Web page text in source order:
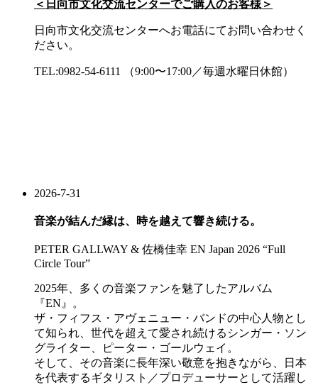
＜日向市文化交流センターでご購入のお客様＞
日向市文化交流センターへお電話にてお問い合わせく
ださい。
TEL:0982-54-6111 （9:00〜17:00／毎週水曜日休館）
2026-7-31
音楽が結んだ縁は、時を越えて響き続ける。
PETER GALLWAY & 佐橋佳幸 EN Japan 2026 “Full
Circle Tour”
2025年、多くの音楽ファンを魅了したアルバム
『EN』。
ザ・フィフス・アヴェニュー・バンドの中心人物とし
て知られ、世代を超えて愛され続けるシンガー・ソン
グライター、ピーター・ゴールウェイ。
そして、その音楽に長年深い敬意を抱きながら、日本
を代表するギタリスト／プロデューサーとして活躍し